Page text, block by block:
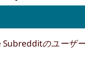
のユーザ